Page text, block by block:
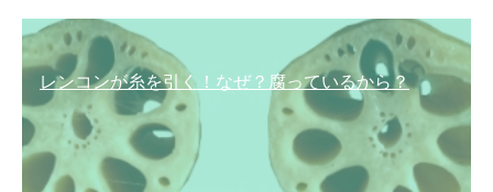
レンコンが糸を引く！なぜ？腐っているから？